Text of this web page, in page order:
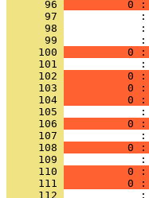
      96
0
      97
      98
      99
     100
0
     101
     102
0
     103
0
     104
0
     105
     106
0
     107
     108
0
     109
     110
0
     111
0
     112